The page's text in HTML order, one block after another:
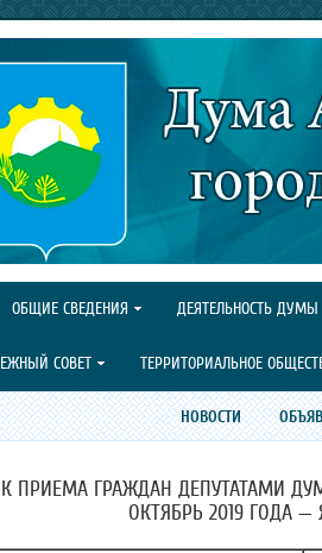
ОБЩИЕ СВЕДЕНИЯ ДЕЯТЕЛЬНОСТЬ ДУМЫ
СОВЕТ ТЕРРИТОРИАЛЬНОЕ
НОВОСТИ
ПРИЕМА ГРАЖДАН ДЕПУТАТАМИ
ОКТЯБРЬ 2019 ГОДА —